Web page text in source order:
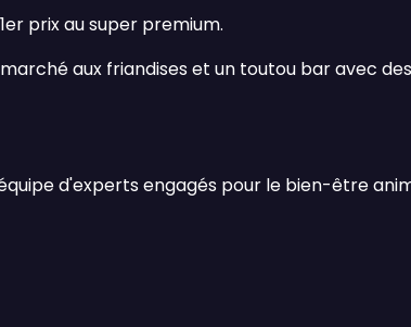
prix au super premium.
aux friandises et un toutou bar avec
d'experts engagés pour le bien-être